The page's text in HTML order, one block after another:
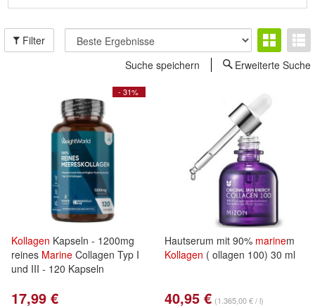
Filter
Suche speichern
Erweiterte Suche
- 31%
Kollagen Kapseln - 1200mg
reines Marine Collagen Typ I
und III - 120 Kapseln
17,99 €
Hautserum mit 90% marinem
Kollagen ( ollagen 100) 30 ml
40,95 € (1.365,00 € / l)